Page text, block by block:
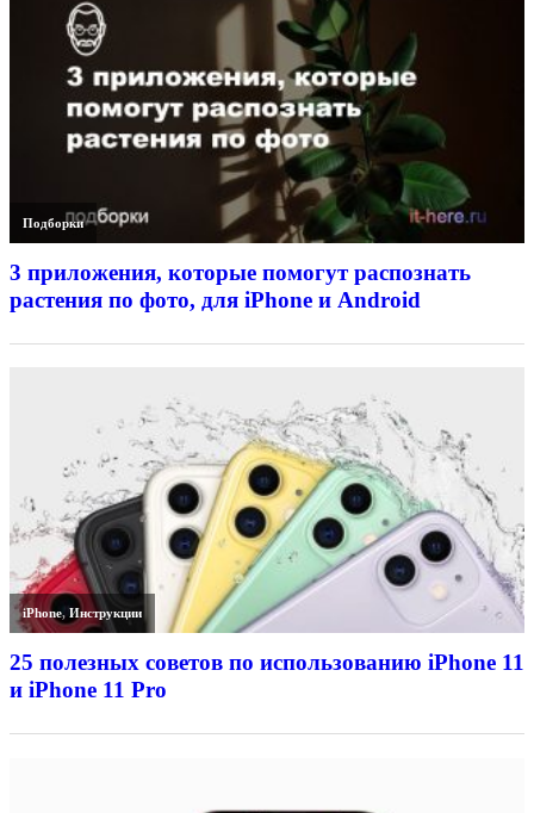
Подборки
3 приложения, которые помогут распознать
растения по фото, для iPhone и Android
iPhone,Инструкции
25 полезных советов по использованию iPhone 11
и iPhone 11 Pro